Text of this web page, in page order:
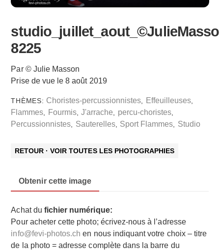
8225
Par © Julie Masson
Prise de vue le 8 août 2019
THÈMES: Choristes-percussionnistes Effeuilleuses,
Flammes Fourmis,J'arrache percu-choristes,
Percussionnistes Sauterelles, Sport Flammes Studio
RETOUR · VOIR TOUTES LES PHOTOGRAPHIES
Obtenir cette image
Achat du fichier numérique:
Pour acheter cette photo; écrivez-nous à l’adresse
info@fevi-photos.ch en nous indiquant votre choix – titre
de la photo = adresse complète dans la barre du